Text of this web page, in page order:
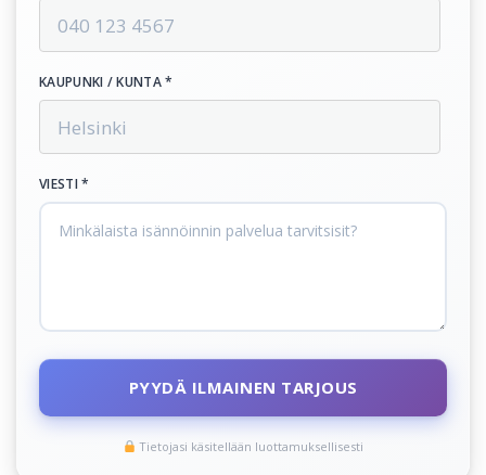
KAUPUNKI / KUNTA *
VIESTI *
PYYDÄ ILMAINEN TARJOUS
Tietojasi käsitellään luottamuksellisesti